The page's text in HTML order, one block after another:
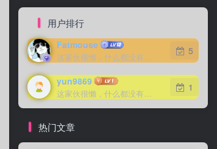
用户排行
Fatmouse
这家伙很懒，什么都没有写...
5
yun9869
这家伙很懒，什么都没有写...
1
热门文章